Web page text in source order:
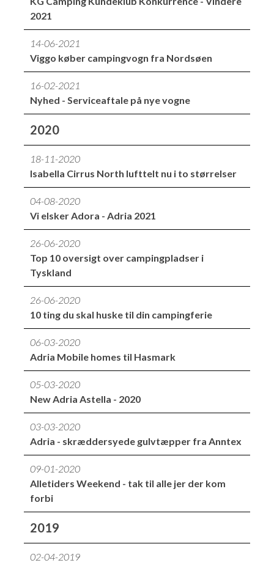
2021
14-06-2021
Viggo køber campingvogn fra Nordsøen
16-02-2021
Nyhed - Serviceaftale på nye vogne
2020
18-11-2020
Isabella Cirrus North lufttelt nu i to størrelser
04-08-2020
Vi elsker Adora - Adria 2021
26-06-2020
Top 10 oversigt over campingpladser i
Tyskland
26-06-2020
10 ting du skal huske til din campingferie
06-03-2020
Adria Mobile homes til Hasmark
05-03-2020
New Adria Astella - 2020
03-03-2020
Adria - skræddersyede gulvtæpper fra Anntex
09-01-2020
Alletiders Weekend - tak til alle jer der kom
forbi
2019
02-04-2019